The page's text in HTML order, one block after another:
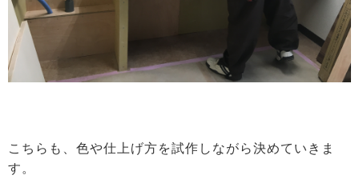
こちらも、色や仕上げ方を試作しながら決めていきま
す。